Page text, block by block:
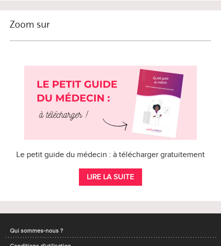
Zoom sur
Le petit guide du médecin : à télécharger gratuitement
LIRE LA SUITE
Qui sommes-nous ?